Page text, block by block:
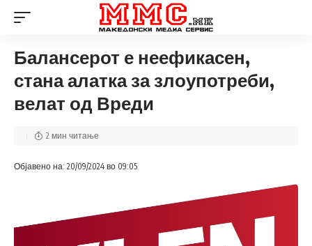
Балансерот е неефикасен,
стана алатка за злоупотреби,
велат од Вреди
Објавено на: 20/09/2024 во 09:05
2 мин читање